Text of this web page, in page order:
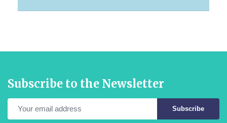
Subscribe to the Newsletter
Subscribe